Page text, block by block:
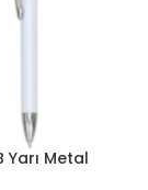
Metal